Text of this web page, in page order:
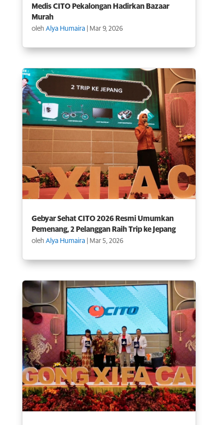
Medis CITO Pekalongan Hadirkan Bazaar
Murah
oleh Alya Humaira| Mar 9, 2026
Gebyar Sehat CITO 2026 Resmi Umumkan
Pemenang, 2 Pelanggan Raih Trip ke Jepang
oleh Alya Humaira| Mar 5, 2026